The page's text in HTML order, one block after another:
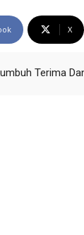
X
Terima